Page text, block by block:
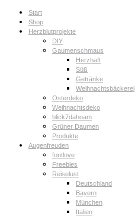
Start
Shop
Herzblutprojekte
DIY
Gaumenschmaus
Herzhaft
Süß
Getränke
Weihnachtsbäckerei
Osterdeko
Weihnachtsdeko
blick7dahoam
Grüner Daumen
Produkte
Augenfreuden
fontlove
Freebies
Reiselust
Deutschland
Bayern
München
Italien